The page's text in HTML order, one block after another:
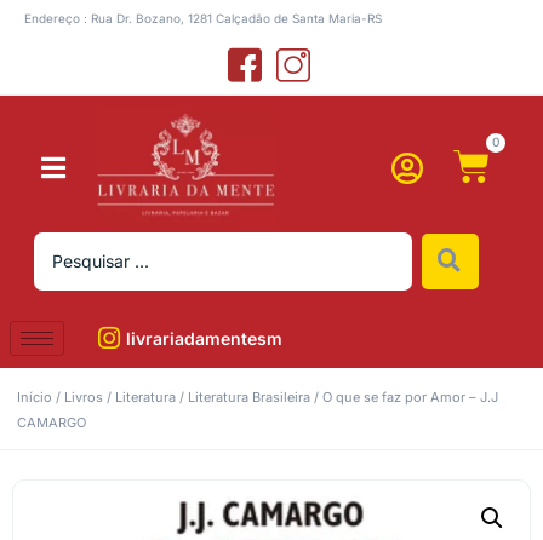
Endereço : Rua Dr. Bozano, 1281 Calçadão de Santa Maria-RS
0
livrariadamentesm
Início / Livros / Literatura / Literatura Brasileira / O que se faz por Amor – J.J
CAMARGO